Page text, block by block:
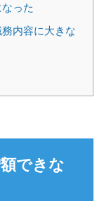
った
内容に大きな
できな